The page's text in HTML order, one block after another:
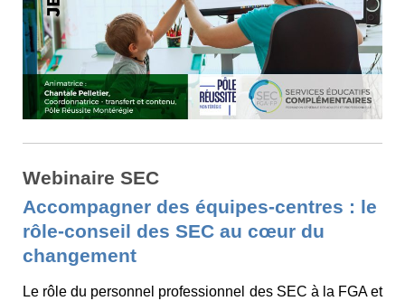
Webinaire SEC
Accompagner des équipes-centres : le
rôle-conseil des SEC au cœur du
changement
Le rôle du personnel professionnel des SEC à la FGA et